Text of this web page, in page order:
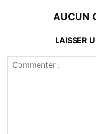
AUCUN
LAISSER